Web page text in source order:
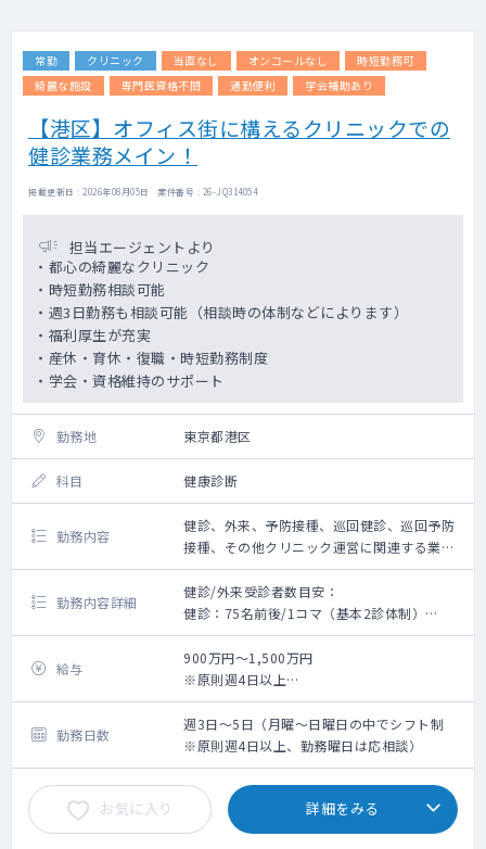
常勤 クリニック 当直なし オンコールなし
時短勤務可
綺麗な施設
専門医資格不問 通勤便利 学会補助あり
【港区】オフィス街に構えるクリニックでの
健診業務メイン！
掲載更新日 : 2026年08月05日 案件番号 : 26-JQ314054
担当エージェントより
・都心の綺麗なクリニック
・時短勤務相談可能
・週3日勤務も相談可能（相談時の体制などによります）
・福利厚生が充実
・産休・育休・復職・時短勤務制度
・学会・資格維持のサポート
勤務地 東京都港区
科目 健康診断
勤務内容
健診、外来、予防接種、巡回健診、巡回予防
接種、その他クリニック運営に関連する業務
（上記に付随する業務を含む）
勤務内容詳細
健診/外来受診者数目安：
健診：75名前後/1コマ（基本2診体制）
外来：30〜40名/1コマ （基本2診体制）
※お願いする件数は、健診：35～40名前後/1
コマ、外来：15〜20名/1コマが目安となりま
す。
・健診(健診の問診・聴打診・結果説明・画像
読影など)
・外来（内科外来・予防接種・およびコロナ
ウイルス関連の検査の事前問診と結果説明な
ど）
・予防接種
給与
900万円～1,500万円
※原則週4日以上
週3日：900万円
週4日：1,200万円
週5日：1,500万円
※週3日勤務の場合：27時間、週4日勤務の場
合：36時間、週5日勤務の場合：45時間の固
定勤務超過手当を含む
※年次給は医師免許取得6年目以降より支給
勤務日数
週3日～5日（月曜～日曜日の中でシフト制
※原則週4日以上、勤務曜日は応相談）
お気に入り 詳細をみる